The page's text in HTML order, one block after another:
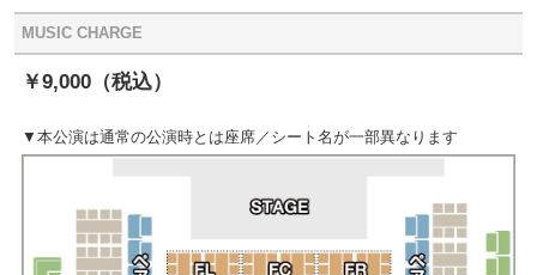
MUSIC CHARGE
￥9,000（税込）
▼本公演は通常の公演時とは座席／シート名が一部異なります